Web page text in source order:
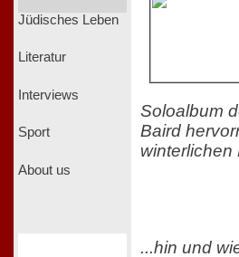
Jüdisches Leben
Literatur
Interviews
Sport
About us
Soloalbum
Baird
winterlichen
...hin und